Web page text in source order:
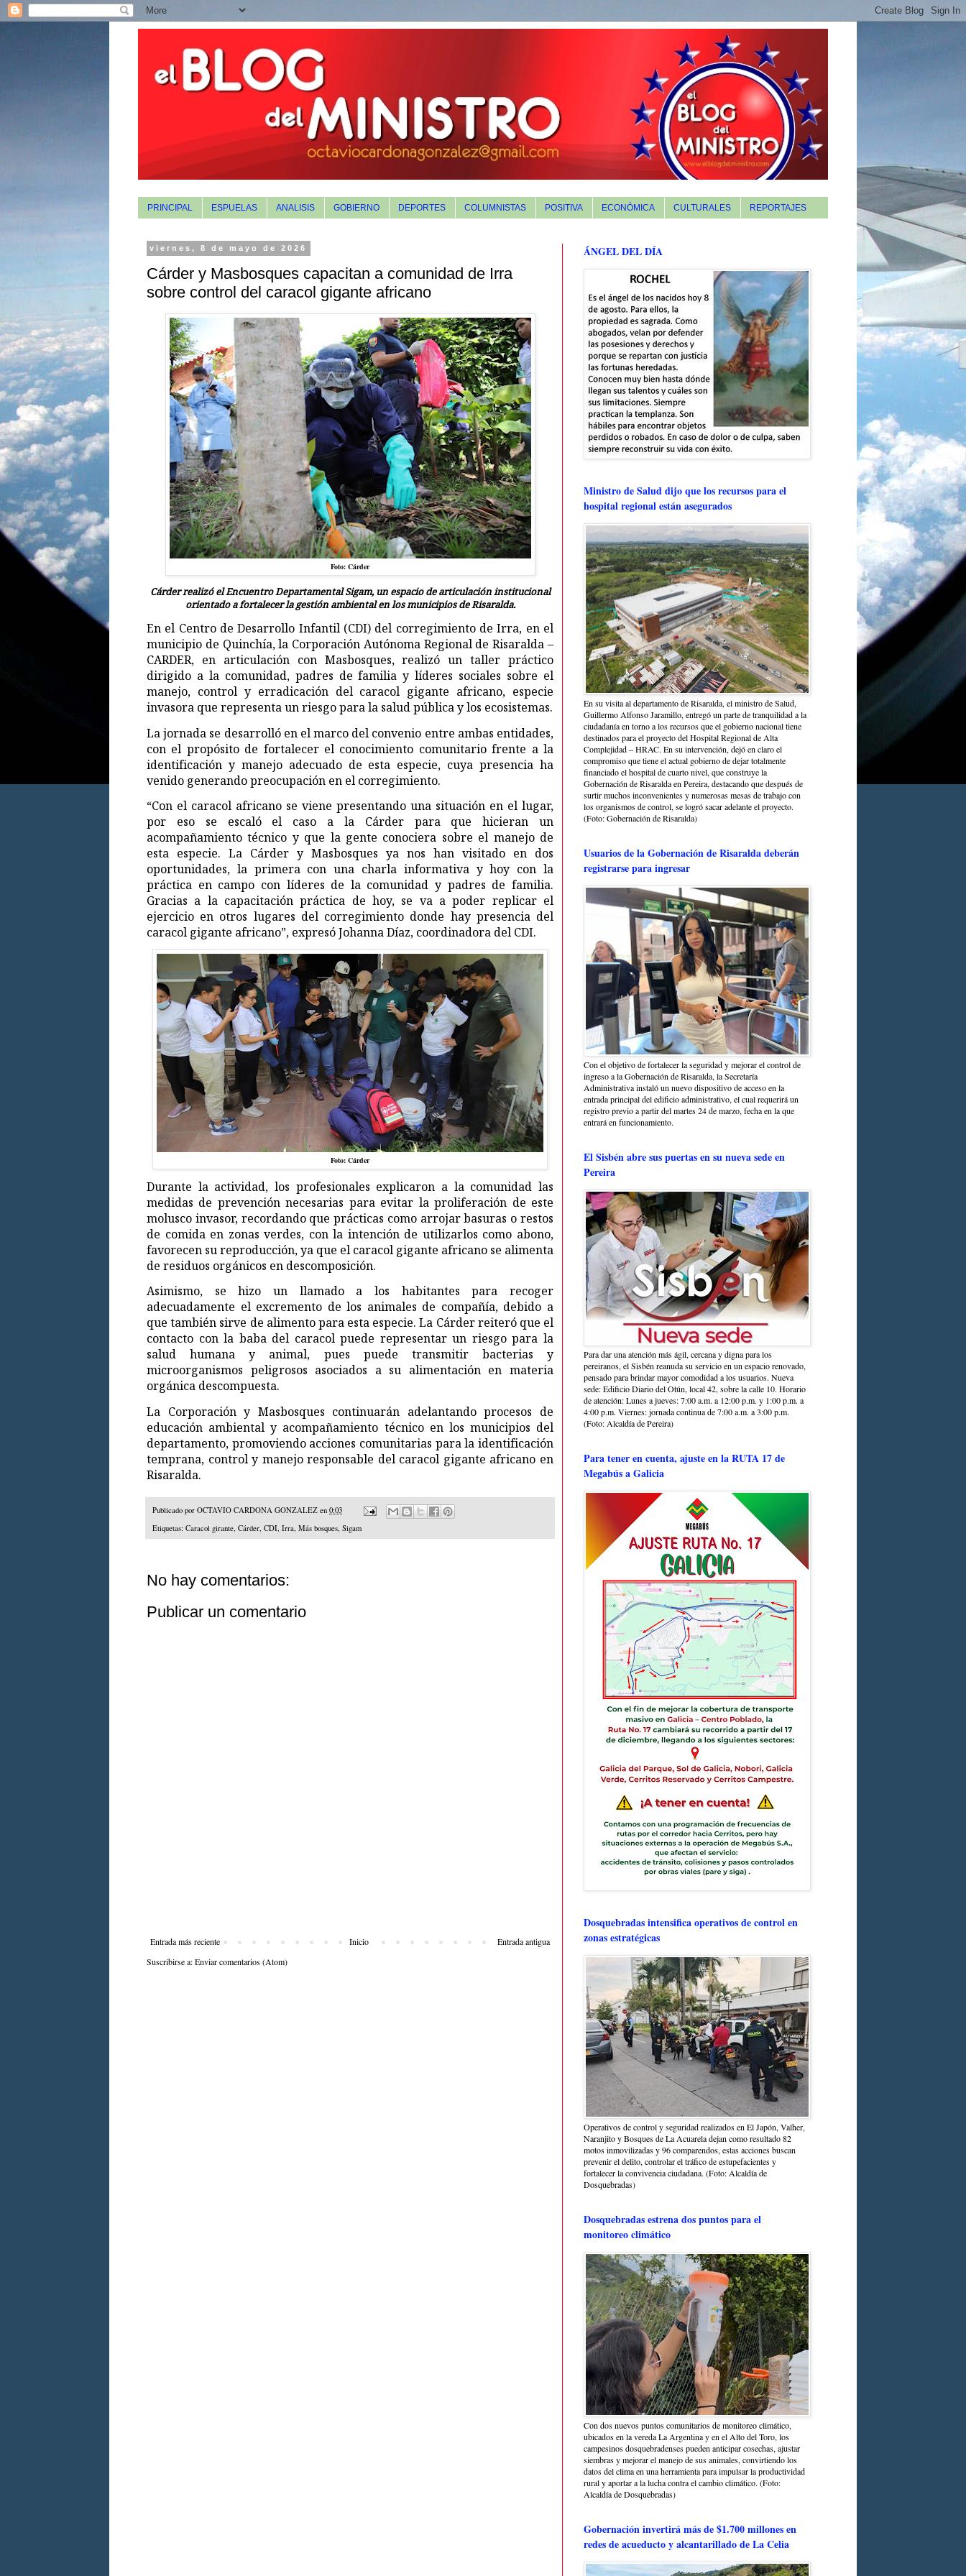
PRINCIPAL ESPUELAS ANALISIS GOBIERNO DEPORTES COLUMNISTAS POSITIVA ECONÓMICA CULTURALES REPORTAJES
viernes, 8 de mayo de 2026
Cárder y Masbosques capacitan a comunidad de Irra
sobre control del caracol gigante africano
Foto: Cárder
Cárder realizó el Encuentro Departamental Sigam, un espacio de articulación institucional
orientado a fortalecer la gestión ambiental en los municipios de Risaralda.
En el Centro de Desarrollo Infantil (CDI) del corregimiento de Irra, en el
municipio de Quinchía, la Corporación Autónoma Regional de Risaralda –
CARDER, en articulación con Masbosques, realizó un taller práctico
dirigido a la comunidad, padres de familia y líderes sociales sobre el
manejo, control y erradicación del caracol gigante africano, especie
invasora que representa un riesgo para la salud pública y los ecosistemas.
La jornada se desarrolló en el marco del convenio entre ambas entidades,
con el propósito de fortalecer el conocimiento comunitario frente a la
identificación y manejo adecuado de esta especie, cuya presencia ha
venido generando preocupación en el corregimiento.
“Con el caracol africano se viene presentando una situación en el lugar,
por eso se escaló el caso a la Cárder para que hicieran un
acompañamiento técnico y que la gente conociera sobre el manejo de
esta especie. La Cárder y Masbosques ya nos han visitado en dos
oportunidades, la primera con una charla informativa y hoy con la
práctica en campo con líderes de la comunidad y padres de familia.
Gracias a la capacitación práctica de hoy, se va a poder replicar el
ejercicio en otros lugares del corregimiento donde hay presencia del
caracol gigante africano”, expresó Johanna Díaz, coordinadora del CDI.
Foto: Cárder
Durante la actividad, los profesionales explicaron a la comunidad las
medidas de prevención necesarias para evitar la proliferación de este
molusco invasor, recordando que prácticas como arrojar basuras o restos
de comida en zonas verdes, con la intención de utilizarlos como abono,
favorecen su reproducción, ya que el caracol gigante africano se alimenta
de residuos orgánicos en descomposición.
Asimismo, se hizo un llamado a los habitantes para recoger
adecuadamente el excremento de los animales de compañía, debido a
que también sirve de alimento para esta especie. La Cárder reiteró que el
contacto con la baba del caracol puede representar un riesgo para la
salud humana y animal, pues puede transmitir bacterias y
microorganismos peligrosos asociados a su alimentación en materia
orgánica descompuesta.
La Corporación y Masbosques continuarán adelantando procesos de
educación ambiental y acompañamiento técnico en los municipios del
departamento, promoviendo acciones comunitarias para la identificación
temprana, control y manejo responsable del caracol gigante africano en
Risaralda.
Publicado por OCTAVIO CARDONA GONZALEZ en 0:03
Etiquetas: Caracol girante, Cárder, CDI, Irra, Más bosques, Sigam
No hay comentarios:
Publicar un comentario
Entrada más reciente Entrada antigua
Inicio
Suscribirse a:Enviar comentarios (Atom)
ÁNGEL DEL DÍA
Ministro de Salud dijo que los recursos para el
hospital regional están asegurados
En su visita al departamento de Risaralda, el ministro de Salud,
Guillermo Alfonso Jaramillo, entregó un parte de tranquilidad a la
ciudadanía en torno a los recursos que el gobierno nacional tiene
destinados para el proyecto del Hospital Regional de Alta
Complejidad – HRAC. En su intervención, dejó en claro el
compromiso que tiene el actual gobierno de dejar totalmente
financiado el hospital de cuarto nivel, que construye la
Gobernación de Risaralda en Pereira, destacando que después de
surtir muchos inconvenientes y numerosas mesas de trabajo con
los organismos de control, se logró sacar adelante el proyecto.
(Foto: Gobernación de Risaralda)
Usuarios de la Gobernación de Risaralda deberán
registrarse para ingresar
Con el objetivo de fortalecer la seguridad y mejorar el control de
ingreso a la Gobernación de Risaralda, la Secretaría
Administrativa instaló un nuevo dispositivo de acceso en la
entrada principal del edificio administrativo, el cual requerirá un
registro previo a partir del martes 24 de marzo, fecha en la que
entrará en funcionamiento.
El Sisbén abre sus puertas en su nueva sede en
Pereira
Para dar una atención más ágil, cercana y digna para los
pereiranos, el Sisbén reanuda su servicio en un espacio renovado,
pensado para brindar mayor comodidad a los usuarios. Nueva
sede: Edificio Diario del Otún, local 42, sobre la calle 10. Horario
de atención: Lunes a jueves: 7:00 a.m. a 12:00 p.m. y 1:00 p.m. a
4:00 p.m. Viernes: jornada continua de 7:00 a.m. a 3:00 p.m.
(Foto: Alcaldía de Pereira)
Para tener en cuenta, ajuste en la RUTA 17 de
Megabús a Galicia
Dosquebradas intensifica operativos de control en
zonas estratégicas
Operativos de control y seguridad realizados en El Japón, Valher,
Naranjito y Bosques de La Acuarela dejan como resultado 82
motos inmovilizadas y 96 comparendos, estas acciones buscan
prevenir el delito, controlar el tráfico de estupefacientes y
fortalecer la convivencia ciudadana. (Foto: Alcaldía de
Dosquebradas)
Dosquebradas estrena dos puntos para el
monitoreo climático
Con dos nuevos puntos comunitarios de monitoreo climático,
ubicados en la vereda La Argentina y en el Alto del Toro, los
campesinos dosquebradenses pueden anticipar cosechas, ajustar
siembras y mejorar el manejo de sus animales, convirtiendo los
datos del clima en una herramienta para impulsar la productividad
rural y aportar a la lucha contra el cambio climático. (Foto:
Alcaldía de Dosquebradas)
Gobernación invertirá más de $1.700 millones en
redes de acueducto y alcantarillado de La Celia